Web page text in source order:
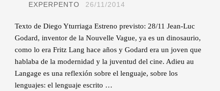
EXPERPENTO 26/11/2014
Texto de Diego Yturriaga Estreno previsto: 28/11 Jean-Luc
Godard, inventor de la Nouvelle Vague, ya es un dinosaurio,
como lo era Fritz Lang hace años y Godard era un joven que
hablaba de la modernidad y la juventud del cine. Adieu au
Langage es una reflexión sobre el lenguaje, sobre los
lenguajes: el lenguaje escrito …